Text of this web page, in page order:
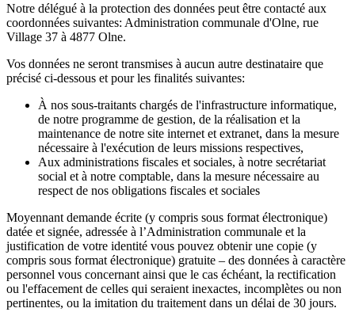
Notre délégué à la protection des données peut être contacté aux
coordonnées suivantes: Administration communale d'Olne, rue
Village 37 à 4877 Olne.
Vos données ne seront transmises à aucun autre destinataire que
précisé ci-dessous et pour les finalités suivantes:
À nos sous-traitants chargés de l'infrastructure informatique,
de notre programme de gestion, de la réalisation et la
maintenance de notre site internet et extranet, dans la mesure
nécessaire à l'exécution de leurs missions respectives,
Aux administrations fiscales et sociales, à notre secrétariat
social et à notre comptable, dans la mesure nécessaire au
respect de nos obligations fiscales et sociales
Moyennant demande écrite (y compris sous format électronique)
datée et signée, adressée à l’Administration communale et la
justification de votre identité vous pouvez obtenir une copie (y
compris sous format électronique) gratuite – des données à caractère
personnel vous concernant ainsi que le cas échéant, la rectification
ou l'effacement de celles qui seraient inexactes, incomplètes ou non
pertinentes, ou la imitation du traitement dans un délai de 30 jours.